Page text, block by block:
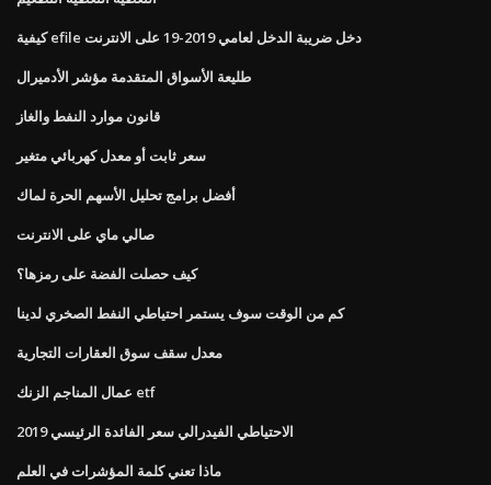
كيفية efile دخل ضريبة الدخل لعامي 2019-19 على الانترنت
طليعة الأسواق المتقدمة مؤشر الأدميرال
قانون موارد النفط والغاز
سعر ثابت أو معدل كهربائي متغير
أفضل برامج تحليل الأسهم الحرة لماك
صالي ماي على الانترنت
كيف حصلت الفضة على رمزها؟
كم من الوقت سوف يستمر احتياطي النفط الصخري لدينا
معدل سقف سوق العقارات التجارية
عمال المناجم الزنك etf
الاحتياطي الفيدرالي سعر الفائدة الرئيسي 2019
ماذا تعني كلمة المؤشرات في العلم